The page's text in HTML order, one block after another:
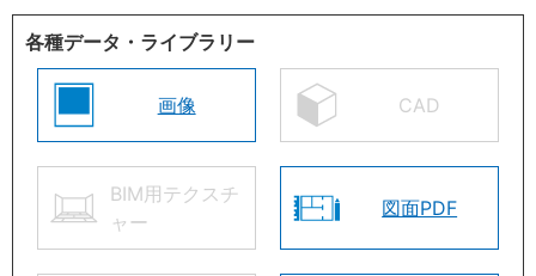
各種データ・ライブラリー
画像 CAD
BIM用テクスチ
ャー
図面PDF